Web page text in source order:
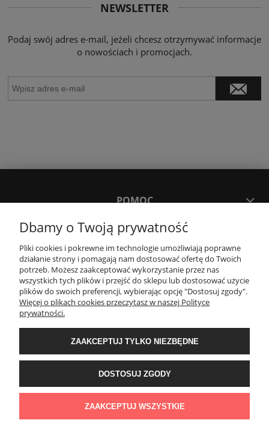
NEWSLETTER
Podaj swój adres e-mail, jeżeli chcesz otrzymywać informacje
o nowościach i promocjach.
POMOC
MOJE KONTO
PŁATNOŚCI I DOSTAWA
KONTAKT
Wyposażenie łazienek Łazienki.eco | Pawła 23, 41-708 Ruda Śląska | E-mail:
sklep@lazienki.eco | Tel.: 600 012 164 lub 600 012 159 | TGS Przemysław
Stoń | NIP: 6312213594 | REGON: 276403698
Dbamy o Twoją prywatność
Pliki cookies i pokrewne im technologie umożliwiają poprawne
działanie strony i pomagają nam dostosować ofertę do Twoich
potrzeb. Możesz zaakceptować wykorzystanie przez nas
wszystkich tych plików i przejść do sklepu lub dostosować użycie
plików do swoich preferencji, wybierając opcję "Dostosuj zgody".
Więcej o plikach cookies przeczytasz w naszej Polityce
prywatności.
ZAAKCEPTUJ TYLKO NIEZBĘDNE
DOSTOSUJ ZGODY
ZAAKCEPTUJ WSZYSTKIE